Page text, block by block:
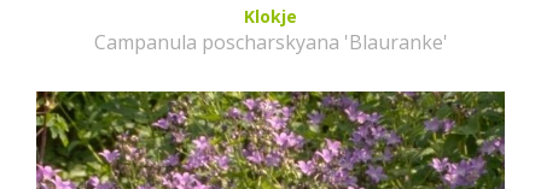
Klokje
Campanula poscharskyana 'Blauranke'